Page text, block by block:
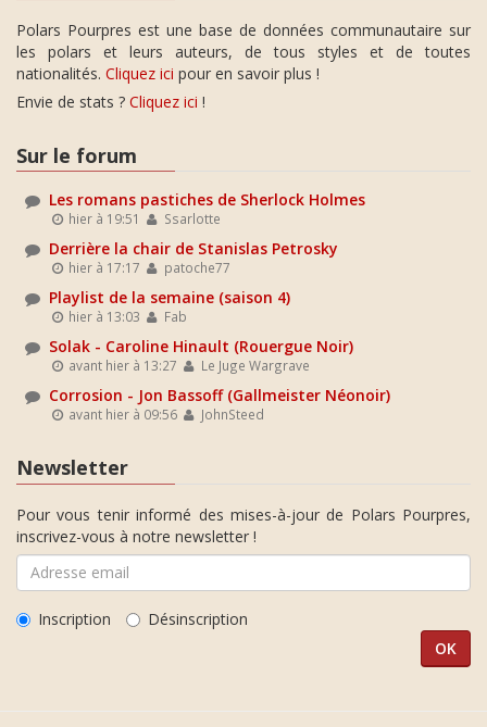
Polars Pourpres est une base de données communautaire sur
les polars et leurs auteurs, de tous styles et de toutes
nationalités. Cliquez ici pour en savoir plus !
Envie de stats ? Cliquez ici !
Sur le forum
Les romans pastiches de Sherlock Holmes
hier à 19:51 Ssarlotte
Derrière la chair de Stanislas Petrosky
hier à 17:17 patoche77
Playlist de la semaine (saison 4)
hier à 13:03 Fab
Solak - Caroline Hinault (Rouergue Noir)
avant hier à 13:27 Le Juge Wargrave
Corrosion - Jon Bassoff (Gallmeister Néonoir)
avant hier à 09:56 JohnSteed
Newsletter
Pour vous tenir informé des mises-à-jour de Polars Pourpres,
inscrivez-vous à notre newsletter !
Inscription Désinscription